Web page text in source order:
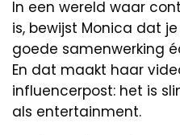
In een wereld waar
is, bewijst Monica dat
goede samenwerking
En dat maakt haar
influencerpost: het is
als entertainment.